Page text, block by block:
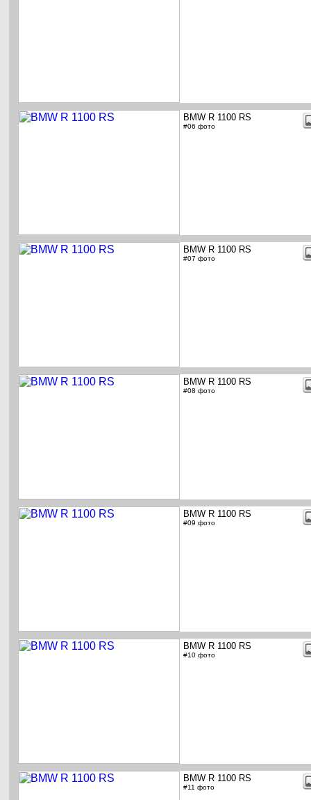
BMW R 1100 RS
#06 фото
BMW R 1100 RS
#07 фото
BMW R 1100 RS
#08 фото
BMW R 1100 RS
#09 фото
BMW R 1100 RS
#10 фото
BMW R 1100 RS
#11 фото